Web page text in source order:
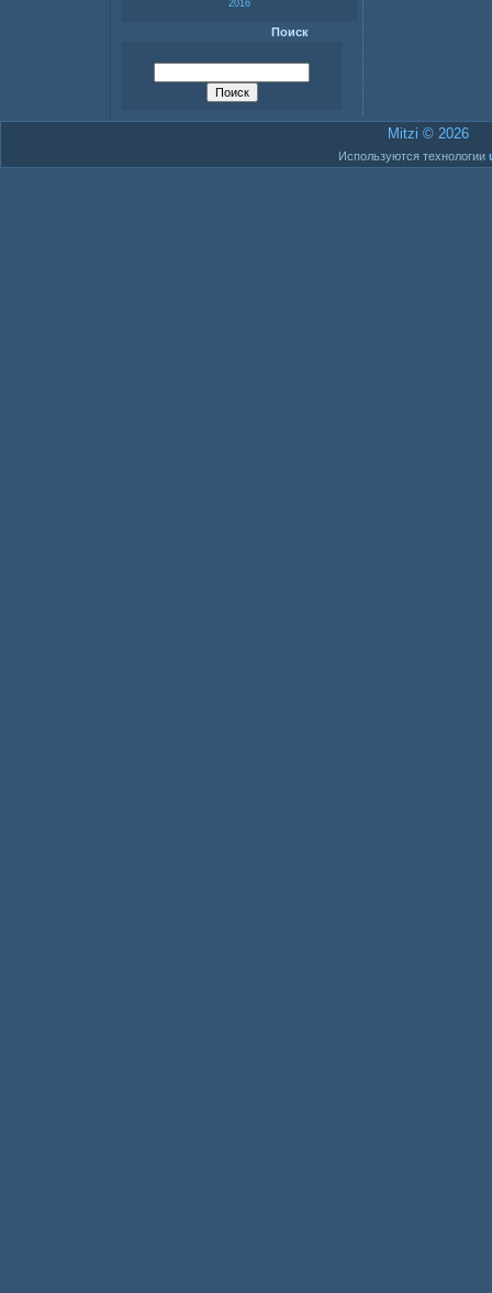
2016
Поиск
Mitzi © 2026
Используются технологии